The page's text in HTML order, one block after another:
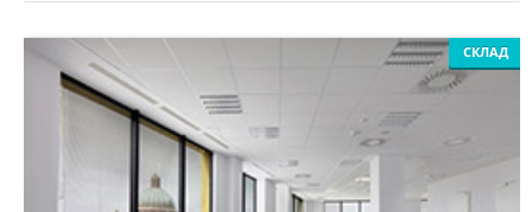
СКЛАД